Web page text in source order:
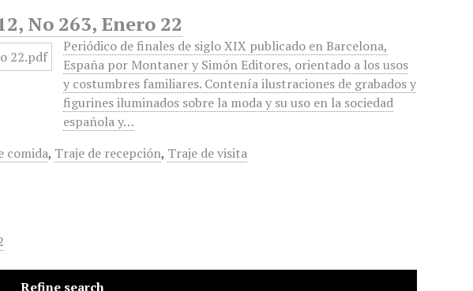
No 263, Enero 22
Periódico de finales de siglo XIX publicado en Barcelona,
España por Montaner y Simón Editores, orientado a los usos
y costumbres familiares. Contenía ilustraciones de grabados y
figurines iluminados sobre la moda y su uso en la sociedad
española y…
comida, Traje de recepción, Traje de visita
Refine search